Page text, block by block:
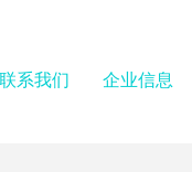
联系我们 企业信息